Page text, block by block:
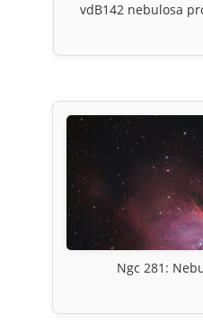
vdB142 nebulosa
Ngc 281: